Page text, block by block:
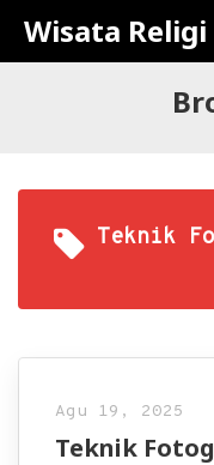
Wisata Religi
Teknik
Agu 19, 2025
Teknik